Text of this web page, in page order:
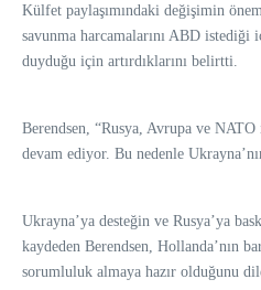
Külfet paylaşımındaki değişimin
savunma harcamalarını ABD
duyduğu için artırdıklarını belirtti.
Berendsen, “Rusya, Avrupa ve
devam ediyor. Bu nedenle
Ukrayna’ya desteğin ve Rusya’ya
kaydeden Berendsen, Hollanda’nın
sorumluluk almaya hazır olduğunu